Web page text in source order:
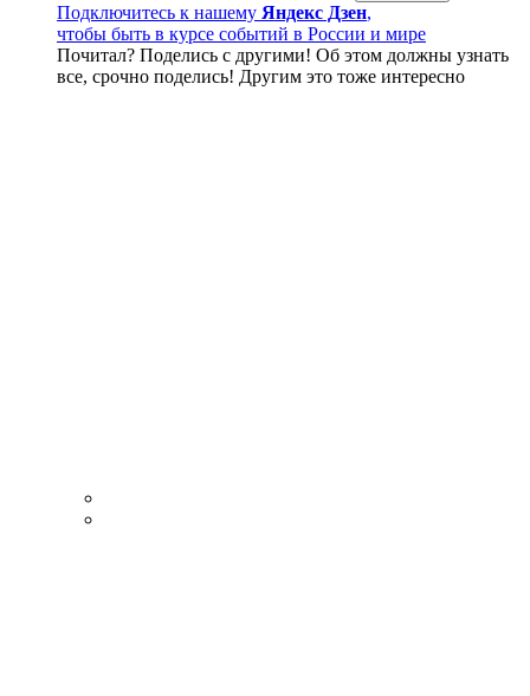
Подключитесь к нашему Яндекс Дзен,
чтобы быть в курсе событий в России и мире
Почитал? Поделись с другими! Об этом должны узнать
все, срочно поделись! Другим это тоже интересно